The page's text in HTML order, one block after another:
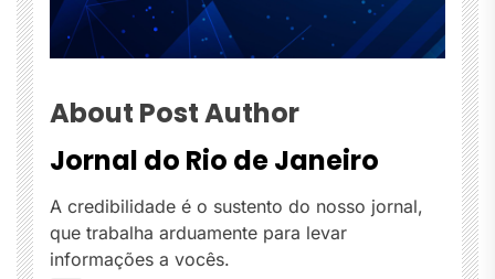
About Post Author
Jornal do Rio de Janeiro
A credibilidade é o sustento do nosso jornal,
que trabalha arduamente para levar
informações a vocês.